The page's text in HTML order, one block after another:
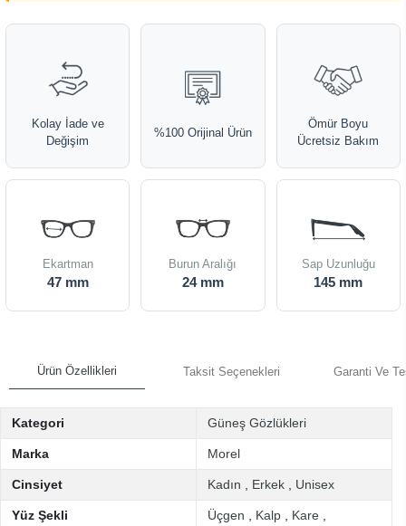
Kolay İade ve
Değişim
%100 Orijinal Ürün
Ömür Boyu
Ücretsiz Bakım
Ekartman
47 mm
Burun Aralığı
24 mm
Sap Uzunluğu
145 mm
Ürün Özellikleri Taksit Seçenekleri Garanti Ve
Kategori Güneş Gözlükleri
Marka Morel
Cinsiyet Kadın Erkek Unisex
Yüz Şekli Üçgen Kalp Kare